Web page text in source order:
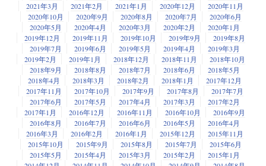
2021年3月
2021年2月 2021年1月 2020年12月
2020年11月
2020年10月
2020年9月 2020年8月 2020年7月
2020年6月
2020年5月
2020年4月 2020年3月 2020年2月
2020年1月
2019年12月
2019年11月 2019年10月 2019年9月
2019年8月
2019年7月
2019年6月 2019年5月 2019年4月
2019年3月
2019年2月
2019年1月 2018年12月 2018年11月
2018年10月
2018年9月
2018年8月 2018年7月 2018年6月
2018年5月
2018年4月
2018年3月 2018年2月 2018年1月
2017年12月
2017年11月
2017年10月 2017年9月 2017年8月
2017年7月
2017年6月
2017年5月 2017年4月 2017年3月
2017年2月
2017年1月
2016年12月 2016年11月 2016年10月
2016年9月
2016年8月
2016年7月 2016年6月 2016年5月
2016年4月
2016年3月
2016年2月 2016年1月 2015年12月
2015年11月
2015年10月
2015年9月 2015年8月 2015年7月
2015年6月
2015年5月
2015年4月 2015年3月 2015年2月
2015年1月